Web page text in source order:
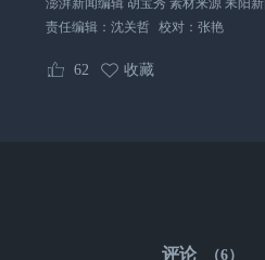
澎湃新闻编辑 胡宝秀 素材来源 耒阳
责任编辑： 沈关哲 校对： 张艳
62 收藏
评论 （6）